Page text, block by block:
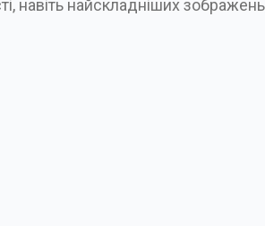
навіть найскладніших